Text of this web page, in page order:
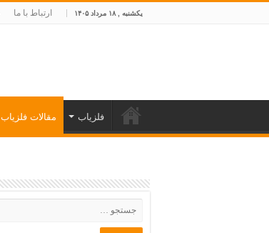
یکشنبه , ۱۸ مرداد ۱۴۰۵ ارتباط با ما
فلزیاب مقالات فلزیاب